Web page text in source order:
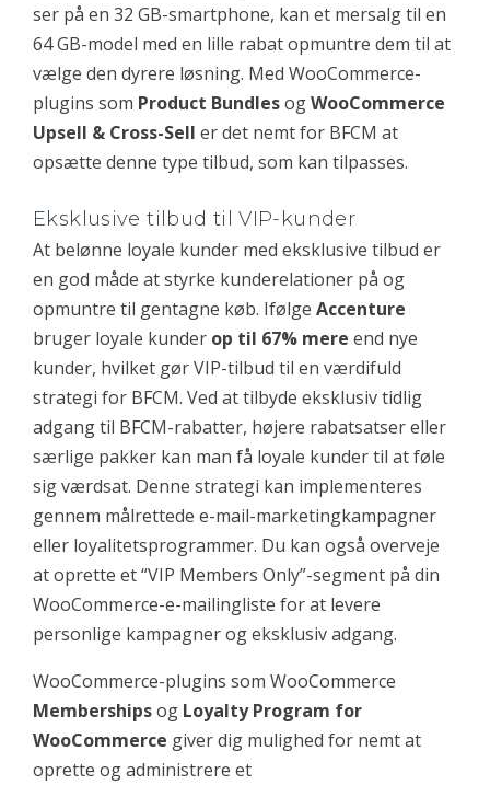
ser på en 32 GB-smartphone, kan et mersalg til en
64 GB-model med en lille rabat opmuntre dem til at
vælge den dyrere løsning. Med WooCommerce-
plugins som Product BundlesogWooCommerce
Upsell & Cross-Sell er det nemt for BFCM at
opsætte denne type tilbud, som kan tilpasses.
Eksklusive tilbud til VIP-kunder
At belønne loyale kunder med eksklusive tilbud er
en god måde at styrke kunderelationer på og
opmuntre til gentagne køb. Ifølge Accenture
bruger loyale kunder op til 67% mere end nye
kunder, hvilket gør VIP-tilbud til en værdifuld
strategi for BFCM. Ved at tilbyde eksklusiv tidlig
adgang til BFCM-rabatter, højere rabatsatser eller
særlige pakker kan man få loyale kunder til at føle
sig værdsat. Denne strategi kan implementeres
gennem målrettede e-mail-marketingkampagner
eller loyalitetsprogrammer. Du kan også overveje
at oprette et “VIP Members Only”-segment på din
WooCommerce-e-mailingliste for at levere
personlige kampagner og eksklusiv adgang.
WooCommerce-plugins som WooCommerce
Membershipsog Loyalty Program for
WooCommerce giver dig mulighed for nemt at
oprette og administrere et